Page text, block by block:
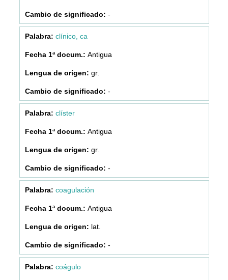
-
clínico, ca
Antigua
gr.
-
clíster
Antigua
gr.
-
coagulación
Antigua
lat.
-
coágulo